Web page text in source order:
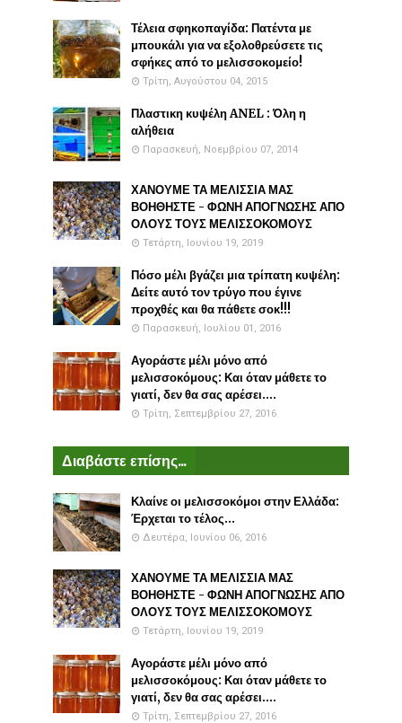
Τέλεια σφηκοπαγίδα: Πατέντα με
μπουκάλι για να εξολοθρεύσετε τις
σφήκες από το μελισσοκομείο!
Τρίτη, Αυγούστου 04, 2015
Πλαστικη κυψέλη ANEL : Όλη η
αλήθεια
Παρασκευή, Νοεμβρίου 07, 2014
ΧΑΝΟΥΜΕ ΤΑ ΜΕΛΙΣΣΙΑ ΜΑΣ
ΒΟΗΘΗΣΤΕ - ΦΩΝΗ ΑΠΟΓΝΩΣΗΣ ΑΠΟ
ΟΛΟΥΣ ΤΟΥΣ ΜΕΛΙΣΣΟΚΟΜΟΥΣ
Τετάρτη, Ιουνίου 19, 2019
Πόσο μέλι βγάζει μια τρίπατη κυψέλη:
Δείτε αυτό τον τρύγο που έγινε
προχθές και θα πάθετε σοκ!!!
Παρασκευή, Ιουλίου 01, 2016
Αγοράστε μέλι μόνο από
μελισσοκόμους: Και όταν μάθετε το
γιατί, δεν θα σας αρέσει....
Τρίτη, Σεπτεμβρίου 27, 2016
Διαβάστε επίσης...
Κλαίνε οι μελισσοκόμοι στην Ελλάδα:
Έρχεται το τέλος...
Δευτέρα, Ιουνίου 06, 2016
ΧΑΝΟΥΜΕ ΤΑ ΜΕΛΙΣΣΙΑ ΜΑΣ
ΒΟΗΘΗΣΤΕ - ΦΩΝΗ ΑΠΟΓΝΩΣΗΣ ΑΠΟ
ΟΛΟΥΣ ΤΟΥΣ ΜΕΛΙΣΣΟΚΟΜΟΥΣ
Τετάρτη, Ιουνίου 19, 2019
Αγοράστε μέλι μόνο από
μελισσοκόμους: Και όταν μάθετε το
γιατί, δεν θα σας αρέσει....
Τρίτη, Σεπτεμβρίου 27, 2016